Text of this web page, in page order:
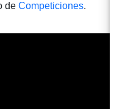
de Competiciones.